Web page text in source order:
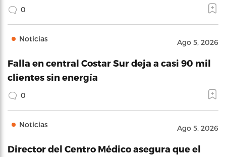
0
Noticias Ago 5, 2026
Falla en central Costar Sur deja a casi 90 mil
clientes sin energía
0
Noticias Ago 5, 2026
Director del Centro Médico asegura que el